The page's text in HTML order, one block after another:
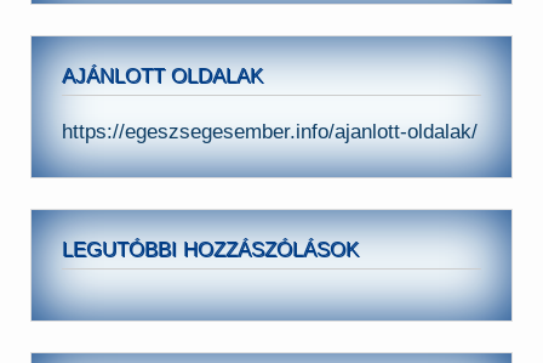
AJÁNLOTT OLDALAK
https://egeszsegesember.info/ajanlott-oldalak/
LEGUTÓBBI HOZZÁSZÓLÁSOK